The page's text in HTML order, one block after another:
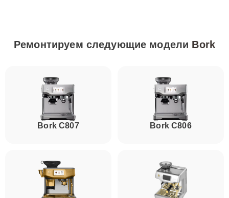
Ремонтируем следующие модели Bork
Bork C807 Bork C806